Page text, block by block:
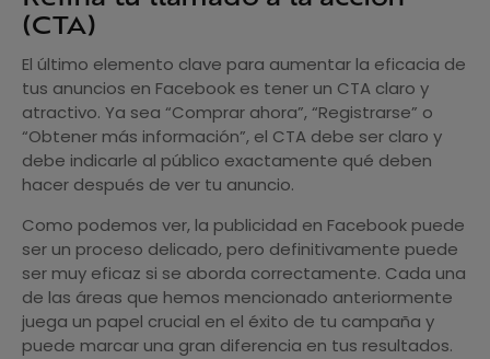
(CTA)
El último elemento clave para aumentar la eficacia de
tus anuncios en Facebook es tener un CTA claro y
atractivo. Ya sea “Comprar ahora”, “Registrarse” o
“Obtener más información”, el CTA debe ser claro y
debe indicarle al público exactamente qué deben
hacer después de ver tu anuncio.
Como podemos ver, la publicidad en Facebook puede
ser un proceso delicado, pero definitivamente puede
ser muy eficaz si se aborda correctamente. Cada una
de las áreas que hemos mencionado anteriormente
juega un papel crucial en el éxito de tu campaña y
puede marcar una gran diferencia en tus resultados.